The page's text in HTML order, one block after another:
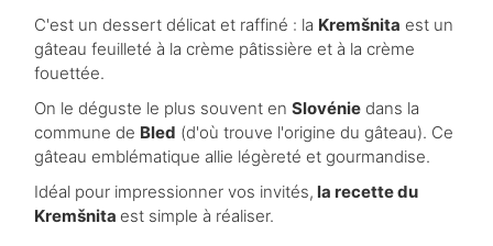
C'est un dessert délicat et raffiné : la Kremšnita est un
gâteau feuilleté à la crème pâtissière et à la crème
fouettée.
On le déguste le plus souvent en Slovénie dans la
commune de Bled (d'où trouve l'origine du gâteau). Ce
gâteau emblématique allie légèreté et gourmandise.
Idéal pour impressionner vos invités, la recette du
Kremšnita est simple à réaliser.